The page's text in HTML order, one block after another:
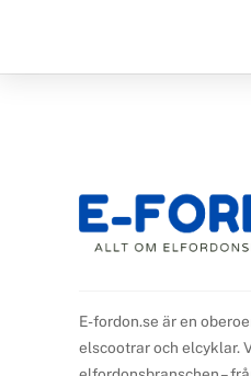
E-fordon.se är en
elscootrar och elcyklar.